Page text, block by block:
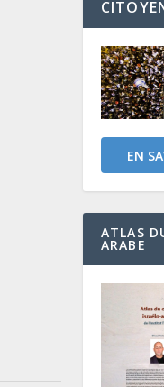
EN
ATLAS
ARABE